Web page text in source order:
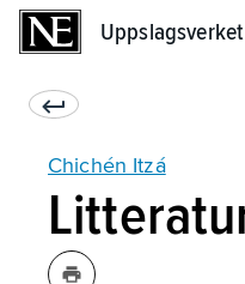
Uppslagsverket
Chichén Itzá